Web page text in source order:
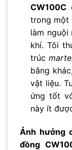
CW100C
trong một
làm nguội
khí. Tôi
trúc
bằng
vật liệu.
ứng tốt
này ít
Ảnh hưởng
đồng